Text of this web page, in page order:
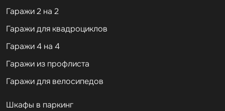
Гаражи 2 на 2
Гаражи для квадроциклов
Гаражи 4 на 4
Гаражи из профлиста
Гаражи для велосипедов
Шкафы в паркинг